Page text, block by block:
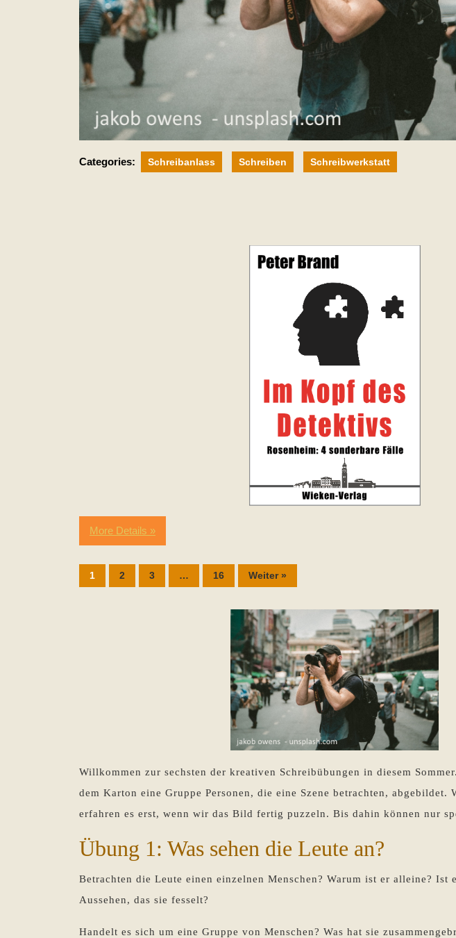
Categories: Schreibanlass Schreiben Schreibwerkstatt
More Details »
1 2 3 … 16 Weiter »
Willkommen zur sechsten der kreativen Schreibübungen in diesem
dem Karton eine Gruppe Personen, die eine Szene betrachten, abgebildet.
erfahren es erst, wenn wir das Bild fertig puzzeln. Bis dahin können nur
Übung 1: Was sehen die Leute an?
Betrachten die Leute einen einzelnen Menschen? Warum ist er alleine? Ist
Aussehen, das sie fesselt?
Handelt es sich um eine Gruppe von Menschen? Was hat sie